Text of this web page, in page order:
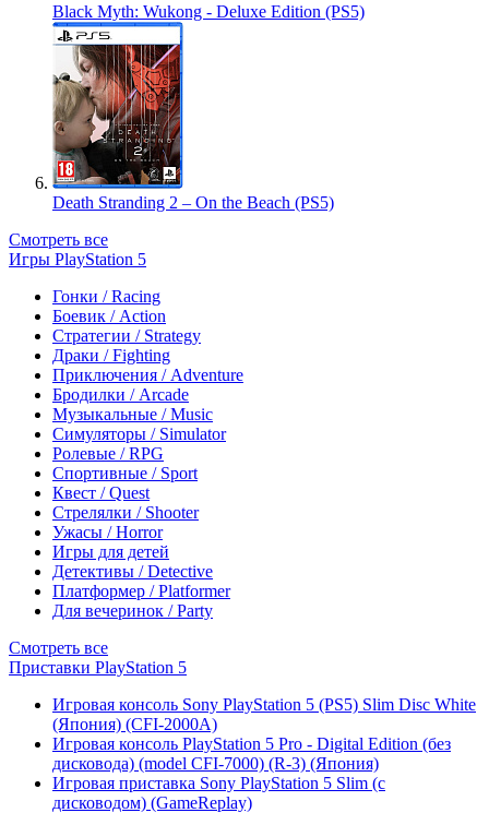
Black Myth: Wukong - Deluxe Edition (PS5)
Death Stranding 2 – On the Beach (PS5)
Смотреть все
Игры PlayStation 5
Гонки / Racing
Боевик / Action
Стратегии / Strategy
Драки / Fighting
Приключения / Adventure
Бродилки / Arcade
Музыкальные / Music
Симуляторы / Simulator
Ролевые / RPG
Спортивные / Sport
Квест / Quest
Стрелялки / Shooter
Ужасы / Horror
Игры для детей
Детективы / Detective
Платформер / Platformer
Для вечеринок / Party
Смотреть все
Приставки PlayStation 5
Игровая консоль Sony PlayStation 5 (PS5) Slim Disc White
(Япония) (CFI-2000A)
Игровая консоль PlayStation 5 Pro - Digital Edition (без
дисковода) (model CFI-7000) (R-3) (Япония)
Игровая приставка Sony PlayStation 5 Slim (с
дисководом) (GameReplay)